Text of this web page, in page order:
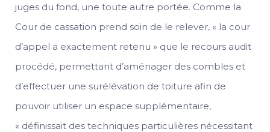
juges du fond, une toute autre portée. Comme la
Cour de cassation prend soin de le relever, « la cour
d’appel a exactement retenu » que le recours audit
procédé, permettant d’aménager des combles et
d’effectuer une surélévation de toiture afin de
pouvoir utiliser un espace supplémentaire,
« définissait des techniques particulières nécessitant